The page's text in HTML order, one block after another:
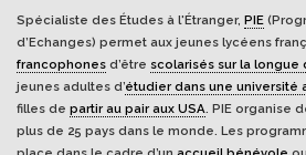
Spécialiste des Études à l'Étranger, PIE
d’Echanges) permet aux jeunes lycéens
francophones d’être scolarisés sur la longue
jeunes adultes d’étudier dans une université
filles de partir au pair aux USA. PIE organise
plus de 25 pays dans le monde. Les